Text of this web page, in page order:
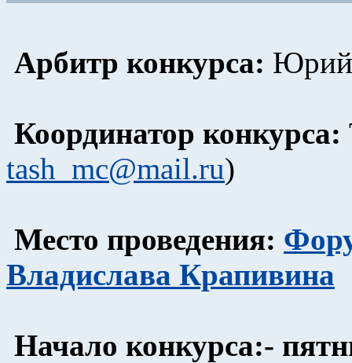
Арбитр конкурса: Юрий
Координатор конкурса:
tash_mc@mail.ru)
Место проведения:
Владислава Крапивина
Начало конкурса:-